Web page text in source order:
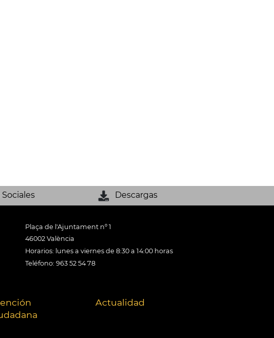
Descargas
Plaça de l'Ajuntament nº 1
46002 València
Horarios: lunes a viernes de 8:30 a 14:00 horas
Teléfono: 963 52 54 78
Actualidad